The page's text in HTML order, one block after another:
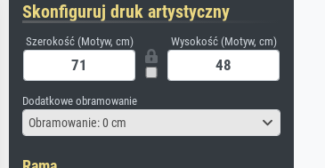
Skonfiguruj druk artystyczny
Szerokość (Motyw, cm) Wysokość (Motyw, cm)
Dodatkowe obramowanie
Obramowanie: 0 cm